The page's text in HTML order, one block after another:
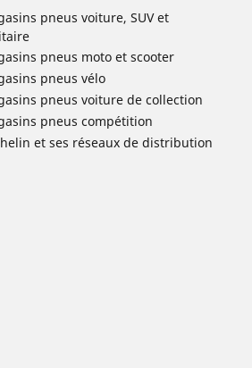
pneus voiture, SUV et
pneus moto et scooter
pneus vélo
pneus voiture de collection
pneus compétition
et ses réseaux de distribution